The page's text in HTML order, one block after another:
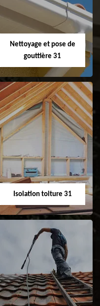
faitage et faitière
31
Nettoyage et pose de
gouttière 31
Nettoyage et pose
Isolation toiture 31
Isolation toiture 31